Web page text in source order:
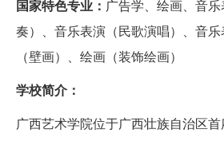
国家特色专业： 广告学、绘画、音
奏）、音乐表演（民歌演唱）、音
（壁画）、绘画（装饰绘画）
学校简介：
广西艺术学院位于广西壮族自治区